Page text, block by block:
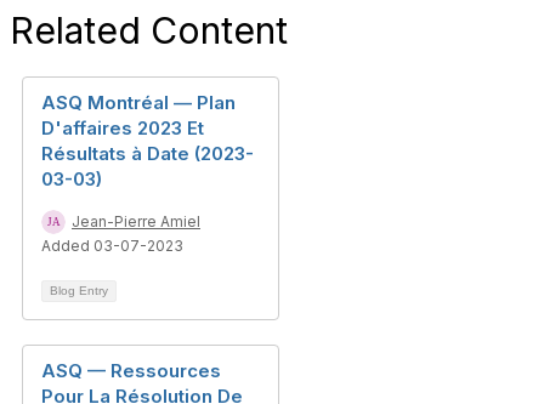
Related Content
ASQ Montréal — Plan
D'affaires 2023 Et
Résultats à Date (2023-
03-03)
Jean-Pierre Amiel
Added 03-07-2023
Blog Entry
ASQ — Ressources
Pour La Résolution De